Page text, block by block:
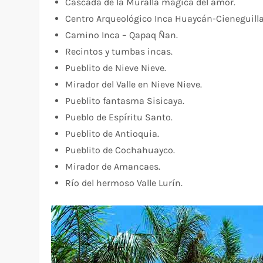
Centro Arqueológico Inca Huaycán-
Camino Inca – Qapaq Ñan.
Recintos y tumbas incas.
Pueblito de Nieve Nieve.
Mirador del Valle en Nieve Nieve.
Pueblito fantasma Sisicaya.
Pueblo de Espíritu Santo.
Pueblito de Antioquia.
Pueblito de Cochahuayco.
Mirador de Amancaes.
Río del hermoso Valle Lurín.